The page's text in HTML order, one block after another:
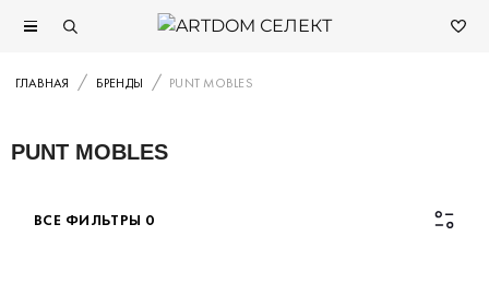
ГЛАВНАЯ БРЕНДЫ PUNT MOBLES
PUNT MOBLES
ВСЕ ФИЛЬТРЫ 0